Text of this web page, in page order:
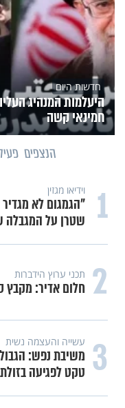
חדשות היום
היעלמות המנהיג
חמינאי קשה
הנצפים
1 וידיאו מגזין
"הגמגום לא
שטרן על המגבלה
2 תכני ערוץ הידברות
חלום אדיר: מקבץ
3 עשייה והעצמה נשית
משיבת נפש:
טקט לפגיעה בזולת